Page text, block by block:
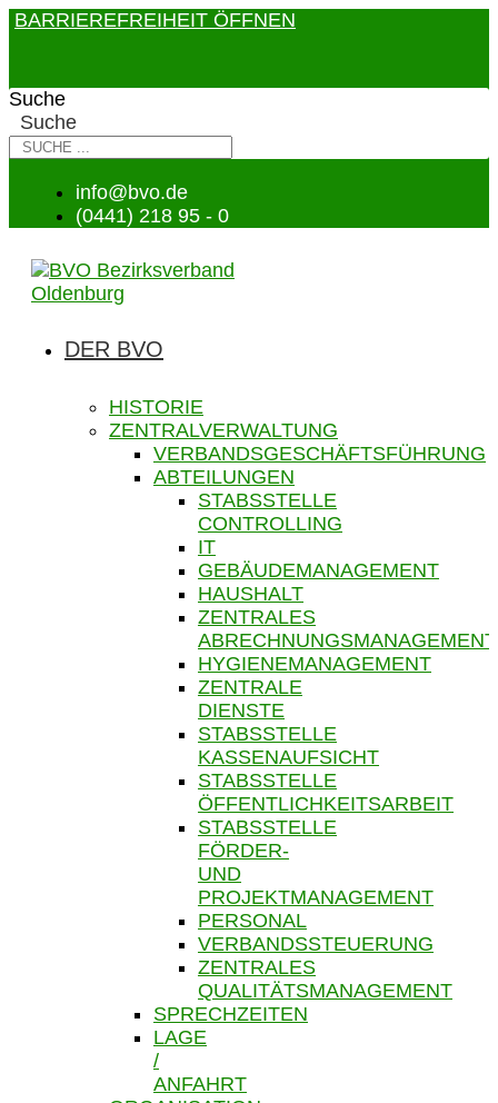
BARRIEREFREIHEIT ÖFFNEN
Suche
Suche
info@bvo.de
(0441) 218 95 - 0
DER BVO
HISTORIE
ZENTRALVERWALTUNG
VERBANDSGESCHÄFTSFÜHRUNG
ABTEILUNGEN
STABSSTELLE
CONTROLLING
IT
GEBÄUDEMANAGEMENT
HAUSHALT
ZENTRALES
ABRECHNUNGSMANAGEMENT
HYGIENEMANAGEMENT
ZENTRALE
DIENSTE
STABSSTELLE
KASSENAUFSICHT
STABSSTELLE
ÖFFENTLICHKEITSARBEIT
STABSSTELLE
FÖRDER-
UND
PROJEKTMANAGEMENT
PERSONAL
VERBANDSSTEUERUNG
ZENTRALES
QUALITÄTSMANAGEMENT
SPRECHZEITEN
LAGE
/
ANFAHRT